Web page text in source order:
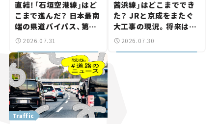
直結！「石垣空港線」はど
こまで進んだ？ 日本最南
端の県道バイパス、第2
工区も延伸開通 【いま気
2026.07.31
茜浜線」はどこまででき
た？ JRと京成をまたぐ
大工事の現況。将来は
「習志野～鎌ケ谷」を最短
2026.07.30
Traffic